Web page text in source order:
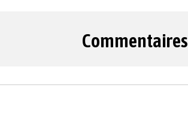
Commentaires